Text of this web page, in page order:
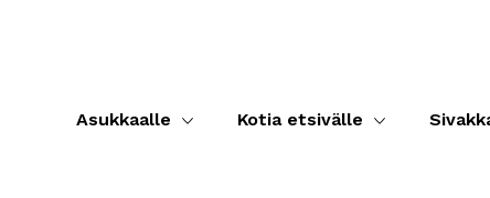
Asukkaalle Kotia etsivälle